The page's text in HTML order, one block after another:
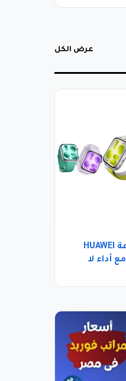
عرض الكل
اكتشف روعة ساعة HUAWEI
WATCH FIT 5 Pro مع أداء لا